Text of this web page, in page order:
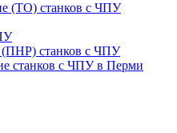
(ТО) станков с ЧПУ
(ПНР) станков с ЧПУ
станков с ЧПУ в Перми